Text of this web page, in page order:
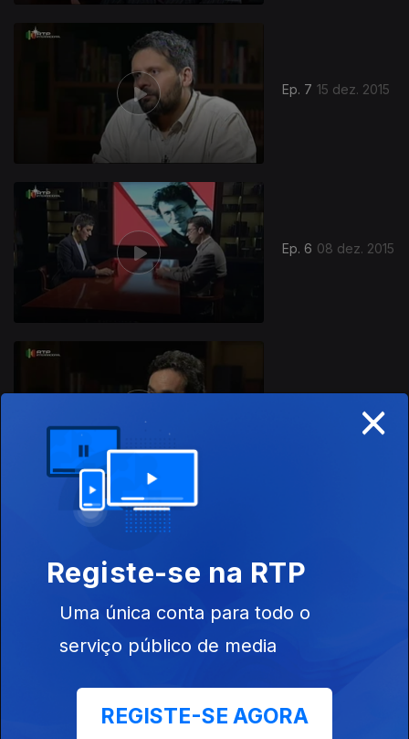
Ep. 7 15 dez. 2015
Ep. 6 08 dez. 2015
01 dez. 2015
Ep. 4
Ep. 3
×
Registe-se na RTP
Uma única conta para todo o
serviço público de media
REGISTE-SE AGORA